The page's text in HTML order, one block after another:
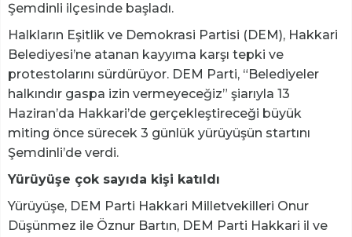
Şemdinli ilçesinde başladı.
Halkların Eşitlik ve Demokrasi Partisi (DEM), Hakkari
Belediyesi’ne atanan kayyıma karşı tepki ve
protestolarını sürdürüyor. DEM Parti, “Belediyeler
halkındır gaspa izin vermeyeceğiz” şiarıyla 13
Haziran’da Hakkari’de gerçekleştireceği büyük
miting önce sürecek 3 günlük yürüyüşün startını
Şemdinli’de verdi.
Yürüyüşe çok sayıda kişi katıldı
Yürüyüşe, DEM Parti Hakkari Milletvekilleri Onur
Düşünmez ile Öznur Bartın, DEM Parti Hakkari il ve